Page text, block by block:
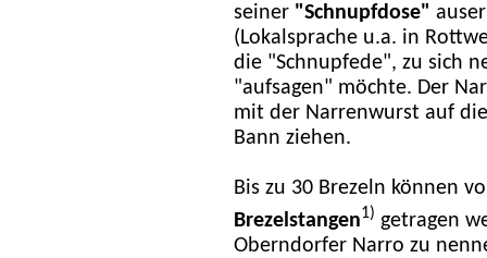
seiner "Schnupfdose"
(Lokalsprache u.a. in
die "Schnupfede", zu sich
"aufsagen" möchte. Der
mit der Narrenwurst auf
Bann ziehen.
Bis zu 30 Brezeln können
Brezelstangen1) getragen
Oberndorfer Narro zu